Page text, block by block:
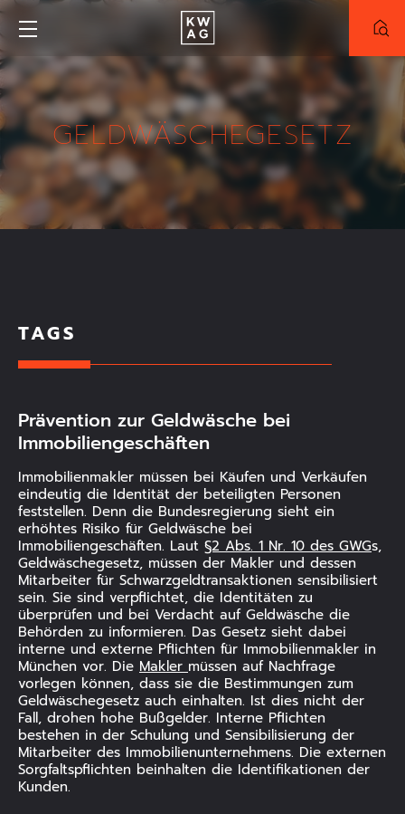
NEUBAU BESTAND
PROJEKT
Alle Projekte Truderinger-Morgen
FLÄCHE
ANZEIGEN
GELDWÄSCHEGESETZ
TAGS
Prävention zur Geldwäsche bei
Immobiliengeschäften
Immobilienmakler müssen bei Käufen und Verkäufen
eindeutig die Identität der beteiligten Personen
feststellen. Denn die Bundesregierung sieht ein
erhöhtes Risiko für Geldwäsche bei
Immobiliengeschäften. Laut §2 Abs. 1 Nr. 10 des GWGs,
Geldwäschegesetz, müssen der Makler und dessen
Mitarbeiter für Schwarzgeldtransaktionen sensibilisiert
sein. Sie sind verpflichtet, die Identitäten zu
überprüfen und bei Verdacht auf Geldwäsche die
Behörden zu informieren. Das Gesetz sieht dabei
interne und externe Pflichten für Immobilienmakler in
München vor. Die Makler müssen auf Nachfrage
vorlegen können, dass sie die Bestimmungen zum
Geldwäschegesetz auch einhalten. Ist dies nicht der
Fall, drohen hohe Bußgelder. Interne Pflichten
bestehen in der Schulung und Sensibilisierung der
Mitarbeiter des Immobilienunternehmens. Die externen
Sorgfaltspflichten beinhalten die Identifikationen der
Kunden.